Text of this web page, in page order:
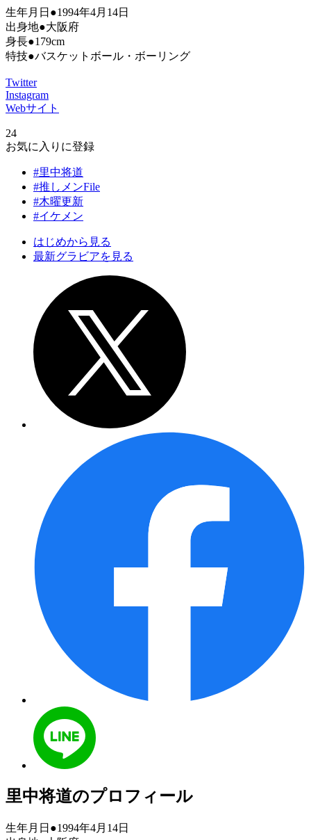
生年月日●1994年4月14日
出身地●大阪府
身長●179cm
特技●バスケットボール・ボーリング
Twitter
Instagram
Webサイト
24
お気に入りに登録
#里中将道
#推しメンFile
#木曜更新
#イケメン
はじめから見る
最新グラビアを見る
里中将道のプロフィール
生年月日●1994年4月14日